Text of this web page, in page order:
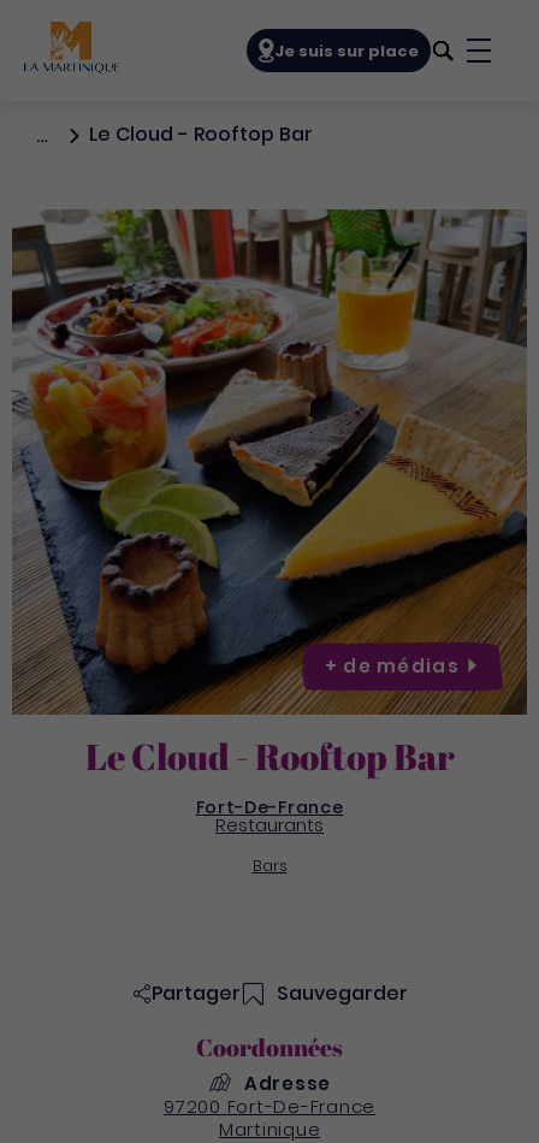
Je suis sur place
… Le Cloud - Rooftop Bar
Le Cloud - Rooftop Bar
Fort-De-France
Restaurants
Bars
+ de médias
Partager Sauvegarder
Coordonnées
Adresse
97200 Fort-De-France
Martinique